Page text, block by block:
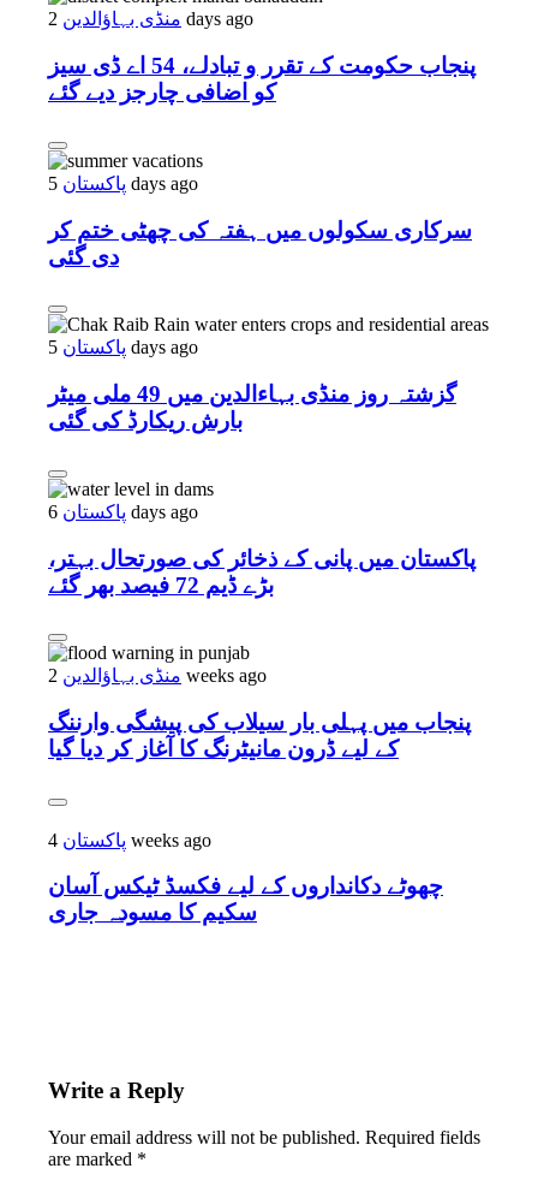
منڈی بہاؤالدین 2 days ago
پنجاب حکومت کے تقرر و تبادلے، 54 اے ڈی سیز
کو اضافی چارجز دیے گئے
پاکستان 5 days ago
سرکاری سکولوں میں ہفتہ کی چھٹی ختم کر
دی گئی
پاکستان 5 days ago
گزشتہ روز منڈی بہاءالدین میں 49 ملی میٹر
بارش ریکارڈ کی گئی
پاکستان 6 days ago
پاکستان میں پانی کے ذخائر کی صورتحال بہتر،
بڑے ڈیم 72 فیصد بھر گئے
منڈی بہاؤالدین 2 weeks ago
پنجاب میں پہلی بار سیلاب کی پیشگی وارننگ
کے لیے ڈرون مانیٹرنگ کا آغاز کر دیا گیا
پاکستان 4 weeks ago
چھوٹے دکانداروں کے لیے فکسڈ ٹیکس آسان
سکیم کا مسودہ جاری
Write a Reply
Your email address will not be published. Required fields
are marked *